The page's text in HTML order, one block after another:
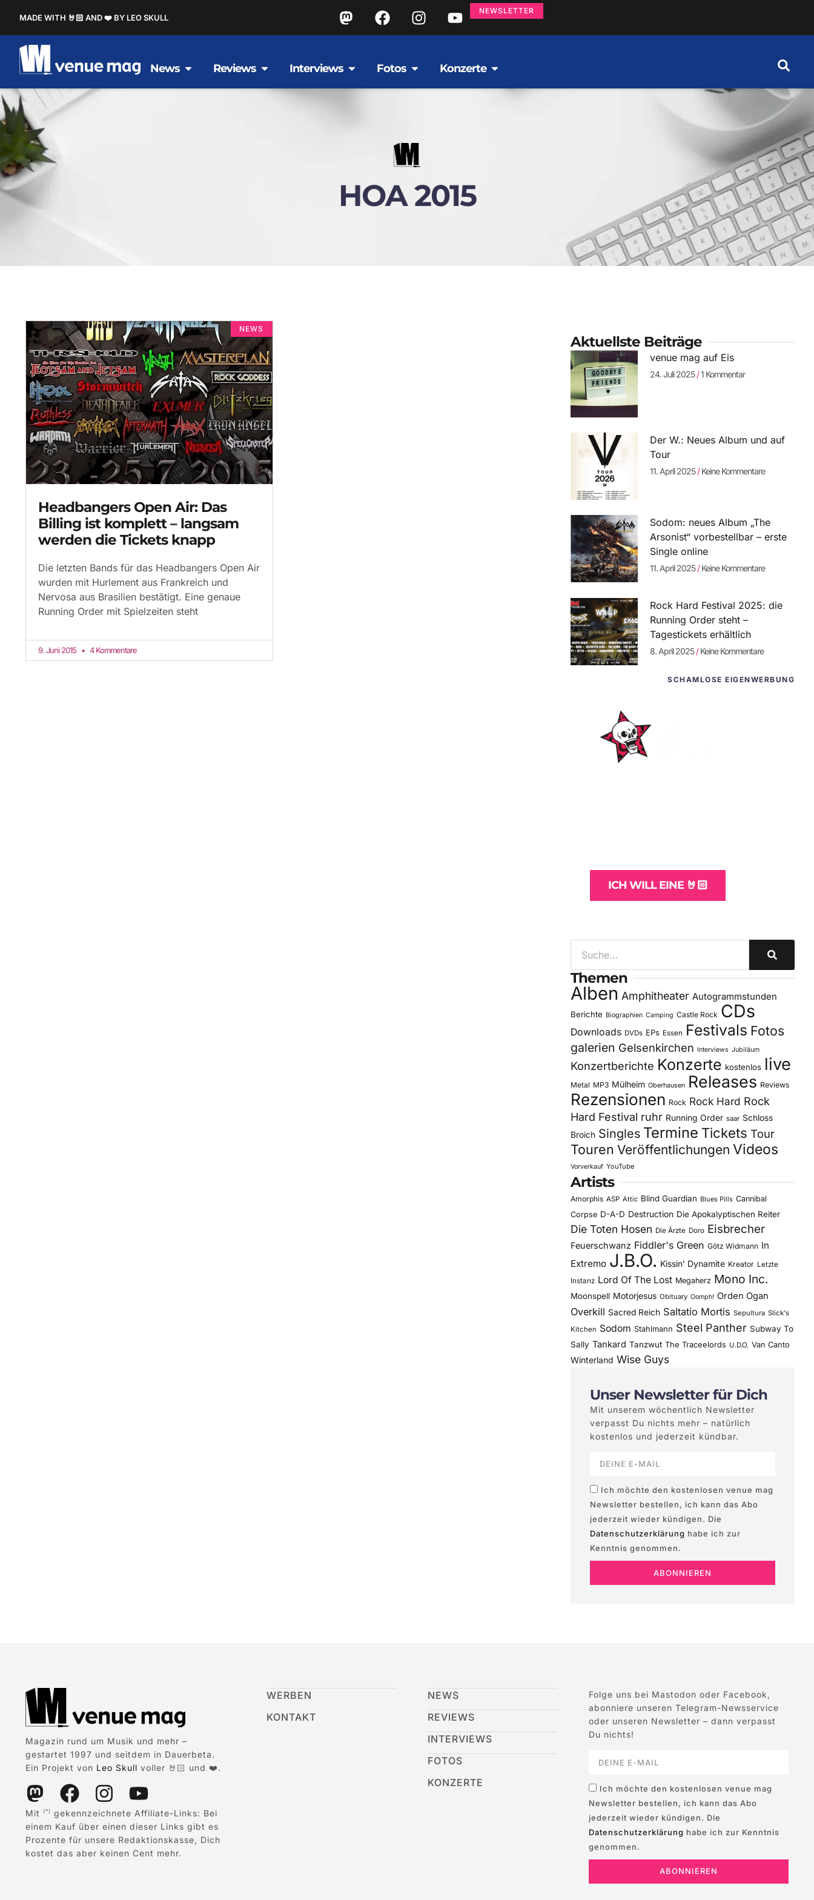
MADE WITH 🤘🏻 AND ❤️ BY LEO SKULL
NEWSLETTER
News Reviews Interviews Fotos Konzerte
HOA 2015
NEWS
Headbangers Open Air: Das
Billing ist komplett – langsam
werden die Tickets knapp
Die letzten Bands für das Headbangers Open Air
wurden mit Hurlement aus Frankreich und
Nervosa aus Brasilien bestätigt. Eine genaue
Running Order mit Spielzeiten steht
9. Juni 2015 4 Kommentare
Aktuellste Beiträge
venue mag auf Eis
24. Juli 2025 1 Kommentar
Der W.: Neues Album und auf
Tour
11. April 2025 Keine Kommentare
Sodom: neues Album „The
Arsonist“ vorbestellbar – erste
Single online
11. April 2025 Keine Kommentare
Rock Hard Festival 2025: die
Running Order steht –
Tagestickets erhältlich
8. April 2025 Keine Kommentare
SCHAMLOSE EIGENWERBUNG
ICH WILL EINE 🤘🏻
Themen
Alben Amphitheater Autogrammstunden
Berichte Biographien Camping Castle Rock CDs
Downloads DVDs EPs Essen Festivals Fotos
galerien Gelsenkirchen Interviews Jubiläum
Konzertberichte Konzerte kostenlos live
Metal MP3 Mülheim Oberhausen Releases Reviews
Rezensionen Rock Rock Hard Rock
Hard Festival ruhr Running Order saar Schloss
Broich Singles Termine Tickets Tour
Touren Veröffentlichungen Videos
Vorverkauf YouTube
Artists
Amorphis ASP Attic Blind Guardian Blues Pills Cannibal
Corpse D-A-D Destruction Die Apokalyptischen Reiter
Die Toten Hosen Die Ärzte Doro Eisbrecher
Feuerschwanz Fiddler's Green Götz Widmann In
Extremo J.B.O. Kissin' Dynamite Kreator Letzte
Instanz Lord Of The Lost Megaherz Mono Inc.
Moonspell Motorjesus Obituary Oomph! Orden Ogan
Overkill Sacred Reich Saltatio Mortis Sepultura Slick's
Kitchen Sodom Stahlmann Steel Panther Subway To
Sally Tankard Tanzwut The Traceelords U.D.O. Van Canto
Winterland Wise Guys
Unser Newsletter für Dich
Mit unserem wöchentlich Newsletter
verpasst Du nichts mehr – natürlich
kostenlos und jederzeit kündbar.
Ich möchte den kostenlosen venue mag
Newsletter bestellen, ich kann das Abo
jederzeit wieder kündigen. Die
Datenschutzerklärung habe ich zur
Kenntnis genommen.
ABONNIEREN
Magazin rund um Musik und mehr –
gestartet 1997 und seitdem in Dauerbeta.
Ein Projekt von Leo Skull voller 🤘🏻 und ❤️.
Mit (*)
gekennzeichnete Affiliate-Links: Bei
einem Kauf über einen dieser Links gibt es
Prozente für unsere Redaktionskasse, Dich
kostet das aber keinen Cent mehr.
WERBEN
KONTAKT
NEWS
REVIEWS
INTERVIEWS
FOTOS
KONZERTE
Folge uns bei Mastodon oder Facebook,
abonniere unseren Telegram-Newsservice
oder unseren Newsletter – dann verpasst
Du nichts!
Ich möchte den kostenlosen venue mag
Newsletter bestellen, ich kann das Abo
jederzeit wieder kündigen. Die
Datenschutzerklärung habe ich zur Kenntnis
genommen.
ABONNIEREN